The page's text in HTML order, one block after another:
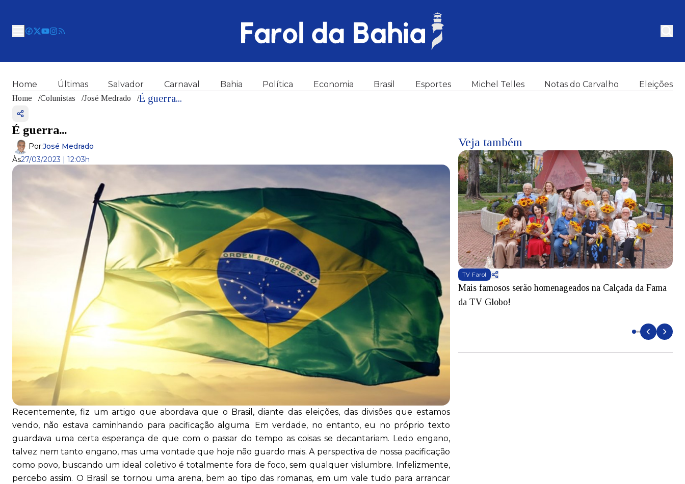
Home Últimas Salvador Carnaval Bahia Política Economia Brasil Esportes Michel Telles Notas do Carvalho Eleições
Home /Colunistas /José Medrado /É guerra...
É guerra...
Por:José Medrado
Às27/03/2023 | 12:03h
Recentemente, fiz um artigo que abordava que o Brasil, diante das eleições, das divisões que estamos
vendo, não estava caminhando para pacificação alguma. Em verdade, no entanto, eu no próprio texto
guardava uma certa esperança de que com o passar do tempo as coisas se decantariam. Ledo engano,
talvez nem tanto engano, mas uma vontade que hoje não guardo mais. A perspectiva de nossa pacificação
como povo, buscando um ideal coletivo é totalmente fora de foco, sem qualquer vislumbre. Infelizmente,
percebo assim. O Brasil se tornou uma arena, bem ao tipo das romanas, em um vale tudo para arrancar
Veja também
TV Farol
Mais famosos serão homenageados na Calçada da Fama
da TV Globo!